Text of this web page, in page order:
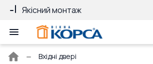
Якісний монтаж
Головна
Вхідні двері